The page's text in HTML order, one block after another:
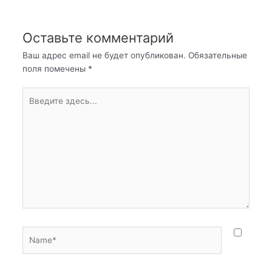
Оставьте комментарий
Ваш адрес email не будет опубликован. Обязательные
поля помечены *
здесь...